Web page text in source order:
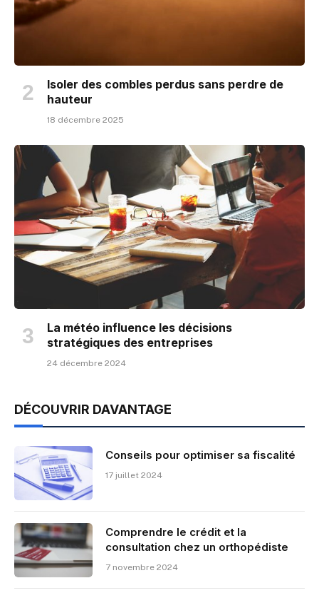
Isoler des combles perdus sans perdre de
hauteur
18 décembre 2025
La météo influence les décisions
stratégiques des entreprises
24 décembre 2024
DÉCOUVRIR DAVANTAGE
Conseils pour optimiser sa fiscalité
17 juillet 2024
Comprendre le crédit et la
consultation chez un orthopédiste
7 novembre 2024